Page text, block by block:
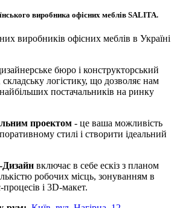
виробника офісних меблів SALITA.
виробників офісних меблів в Україні
бюро і конструкторський
логістику, що дозволяє нам
постачальників на ринку
проектом - це ваша можливість
стилі і створити ідеальний
включає в себе ескіз з планом
робочих місць, зонуванням в
процесів і 3D-макет.